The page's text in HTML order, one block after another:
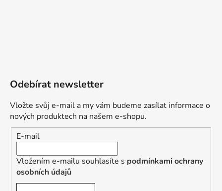
Odebírat newsletter
Vložte svůj e-mail a my vám budeme zasílat informace o
nových produktech na našem e-shopu.
E-mail
Vložením e-mailu souhlasíte s podmínkami ochrany
osobních údajů